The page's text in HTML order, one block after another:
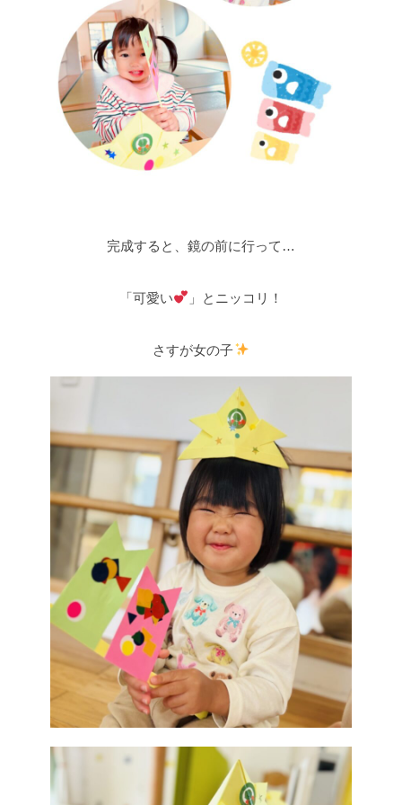
完成すると、鏡の前に行って…
「可愛い 」とニッコリ！
さすが女の子